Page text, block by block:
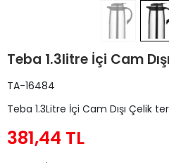
Teba 1.3litre İçi Cam
TA-16484
Teba 1.3Litre İçi Cam Dışı Çelik
381,44 TL